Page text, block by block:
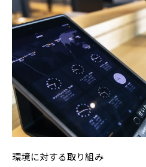
環境に対する取り組み